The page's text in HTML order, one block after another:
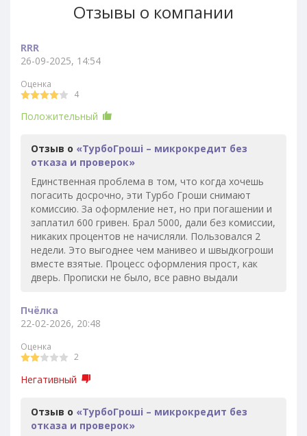
Отзывы о компании
RRR
26-09-2025, 14:54
Оценка
4
Положительный
Отзыв о «ТурбоГроші – микрокредит без
отказа и проверок»
Единственная проблема в том, что когда хочешь
погасить досрочно, эти Турбо Гроши снимают
комиссию. За оформление нет, но при погашении и
заплатил 600 гривен. Брал 5000, дали без комиссии,
никаких процентов не начисляли. Пользовался 2
недели. Это выгоднее чем манивео и швыдкогроши
вместе взятые. Процесс оформления прост, как
дверь. Прописки не было, все равно выдали
Пчёлка
22-02-2026, 20:48
Оценка
2
Негативный
Отзыв о «ТурбоГроші – микрокредит без
отказа и проверок»